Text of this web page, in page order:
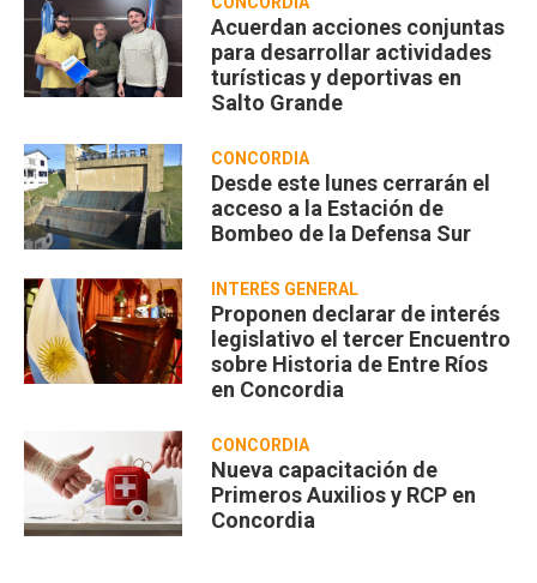
Acuerdan acciones conjuntas
para desarrollar actividades
turísticas y deportivas en
Salto Grande
CONCORDIA
Desde este lunes cerrarán el
acceso a la Estación de
Bombeo de la Defensa Sur
INTERÉS GENERAL
Proponen declarar de interés
legislativo el tercer Encuentro
sobre Historia de Entre Ríos
en Concordia
CONCORDIA
Nueva capacitación de
Primeros Auxilios y RCP en
Concordia